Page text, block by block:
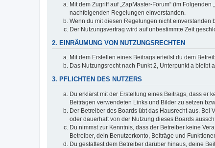
Mit dem Zugriff auf „ZapMaster-Forum“ (im
nachfolgenden Regelungen einverstanden.
Wenn du mit diesen Regelungen nicht einverstanden
Der Nutzungsvertrag wird auf unbestimmte Zeit
2. EINRÄUMUNG VON NUTZUNGSRECHTEN
Mit dem Erstellen eines Beitrags erteilst du dem
Das Nutzungsrecht nach Punkt 2, Unterpunkt a
3. PFLICHTEN DES NUTZERS
Du erklärst mit der Erstellung eines Beitrags, dass er
Beiträgen verwendeten Links und Bilder zu setzen
Der Betreiber des Boards übt das Hausrecht aus.
oder dauerhaft von der Nutzung dieses Boards
Du nimmst zur Kenntnis, dass der Betreiber keine
Betreiber, dein Benutzerkonto, Beiträge und
Du gestattest dem Betreiber darüber hinaus, deine